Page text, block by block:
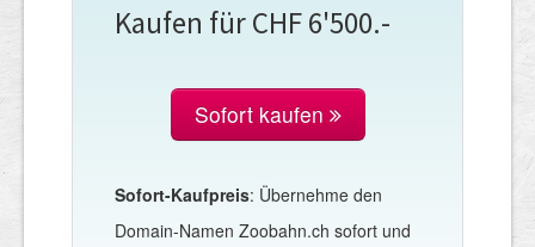
Kaufen für CHF 6'500.-
Sofort kaufen
Sofort-Kaufpreis: Übernehme den
Domain-Namen Zoobahn.ch sofort und